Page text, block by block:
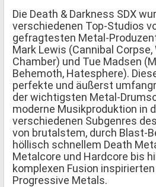
Die Death & Darkness SDX
verschiedenen Top-Studios
gefragtesten Metal-
Mark Lewis (Cannibal
Chamber) und Tue Madsen
Behemoth, Hatesphere).
perfekte und äußerst
der wichtigsten Metal-
moderne Musikproduktion in
verschiedenen Subgenres
von brutalstem, durch Blast-
höllisch schnellem Death
Metalcore und Hardcore bis
komplexen Fusion
Progressive Metals.